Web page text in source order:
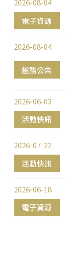
電子資源
2026-08-04
館務公告
2026-08-04
活動快訊
2026-06-03
活動快訊
2026-07-22
電子資源
2026-06-18